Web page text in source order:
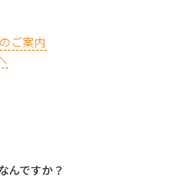
ご案内
んですか？